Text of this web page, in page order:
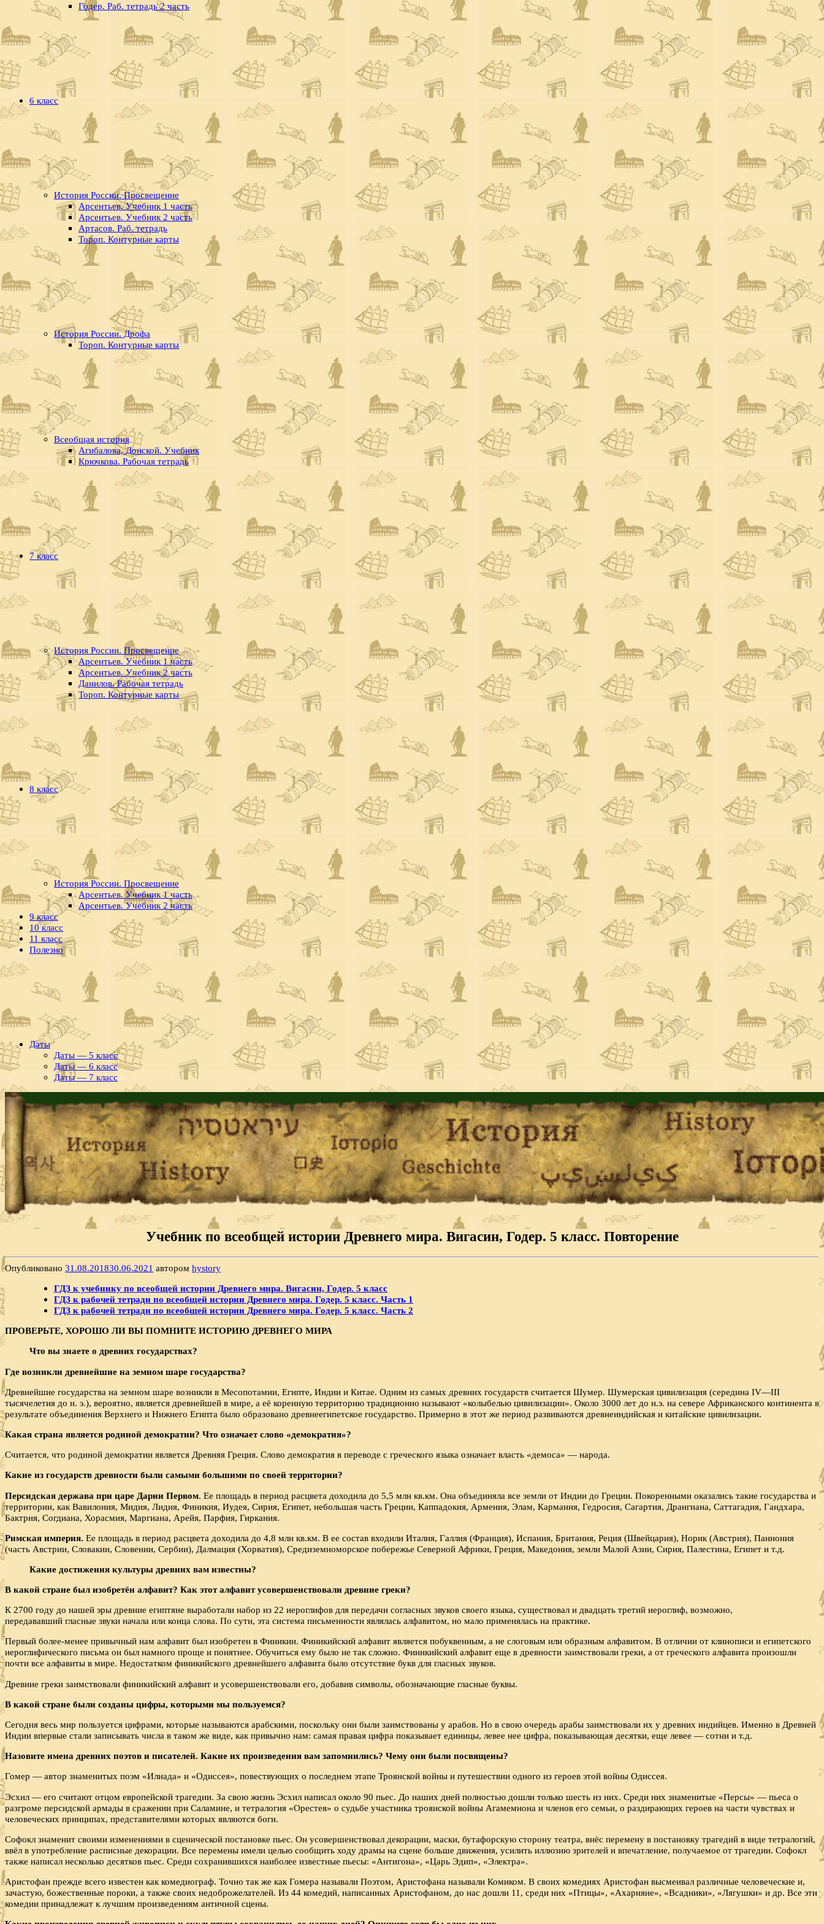
Годер. Раб. тетрадь 2 часть
6 класс
История России. Просвещение
Арсентьев. Учебник 1 часть
Арсентьев. Учебник 2 часть
Артасов. Раб. тетрадь
Тороп. Контурные карты
История России. Дрофа
Тороп. Контурные карты
Всеобщая история
Агибалова, Донской. Учебник
Крючкова. Рабочая тетрадь
7 класс
История России. Просвещение
Арсентьев. Учебник 1 часть
Арсентьев. Учебник 2 часть
Данилов. Рабочая тетрадь
Тороп. Контурные карты
8 класс
История России. Просвещение
Арсентьев. Учебник 1 часть
Арсентьев. Учебник 2 часть
9 класс
10 класс
11 класс
Полезно
Даты
Даты — 5 класс
Даты — 6 класс
Даты — 7 класс
Учебник по всеобщей истории Древнего мира. Вигасин, Годер. 5 класс. Повторение
Опубликовано 31.08.201830.06.2021 автором hystory
ГДЗ к учебнику по всеобщей истории Древнего мира. Вигасин, Годер. 5 класс
ГДЗ к рабочей тетради по всеобщей истории Древнего мира. Годер. 5 класс. Часть 1
ГДЗ к рабочей тетради по всеобщей истории Древнего мира. Годер. 5 класс. Часть 2
ПРОВЕРЬТЕ, ХОРОШО ЛИ ВЫ ПОМНИТЕ ИСТОРИЮ ДРЕВНЕГО МИРА
Что вы знаете о древних государствах?
Где возникли древнейшие на земном шаре государства?
Древнейшие государства на земном шаре возникли в Месопотамии, Египте, Индии и Китае. Одним из самых древних государств считается Шумер. Шумерская цивилизация (середина IV—III
тысячелетия до н. э.), вероятно, является древнейшей в мире, а её коренную территорию традиционно называют «колыбелью цивилизации». Около 3000 лет до н.э. на севере Африканского континента в
результате объединения Верхнего и Нижнего Египта было образовано древнеегипетское государство. Примерно в этот же период развиваются древнеиндийская и китайские цивилизации.
Какая страна является родиной демократии? Что озна­чает слово «демократия»?
Считается, что родиной демократии является Древняя Греция. Слово демократия в переводе с греческого языка означает власть «демоса» — народа.
Какие из государств древности были самыми большими по своей территории?
Персидская держава при царе Дарии Первом. Ее площадь в период расцвета доходила до 5,5 млн кв.км. Она объединяла все земли от Индии до Греции. Покоренными оказались такие государства и
территории, как Вавилония, Мидия, Лидия, Финикия, Иудея, Сирия, Египет, небольшая часть Греции, Каппадокия, Армения, Элам, Кармания, Гедросия, Сагартия, Дрангиана, Саттагадия, Гандхара,
Бактрия, Согдиана, Хорасмия, Маргиана, Арейя, Парфия, Гиркания.
Римская империя. Ее площадь в период расцвета доходила до 4,8 млн кв.км. В ее состав входили Италия, Галлия (Франция), Испания, Британия, Реция (Швейцария), Норик (Австрия), Паннония
(часть Австрии, Словакии, Словении, Сербии), Далмация (Хорватия), Средиземноморское побережье Северной Африки, Греция, Македония, земли Малой Азии, Сирия, Палестина, Египет и т.д.
Какие достижения культуры древних вам известны?
В какой стране был изобретён алфавит? Как этот алфа­вит усовершенствовали древние греки?
К 2700 году до нашей эры древние египтяне выработали набор из 22 иероглифов для передачи согласных звуков своего языка, существовал и двадцать третий иероглиф, возможно,
передававший гласные звуки начала или конца слова. По сути, эта система письменности являлась алфавитом, но мало применялась на практике.
Первый более-менее привычный нам алфавит был изобретен в Финикии. Финикийский алфавит является побуквенным, а не слоговым или образным алфавитом. В отличии от клинописи и египетского
иероглифического письма он был намного проще и понятнее. Обучиться ему было не так сложно. Финикийский алфавит еще в древности заимствовали греки, а от греческого алфавита произошли
почти все алфавиты в мире. Недостатком финикийского древнейшего алфавита было отсутствие букв для гласных звуков.
Древние греки заимствовали финикийский алфавит и усовершенствовали его, добавив символы, обозначающие гласные буквы.
В какой стране были созданы цифры, которыми мы пользуемся?
Сегодня весь мир пользуется цифрами, которые называются арабскими, поскольку они были заимствованы у арабов. Но в свою очередь арабы заимствовали их у древних индийцев. Именно в Древней
Индии впервые стали записывать числа в таком же виде, как привычно нам: самая правая цифра показывает единицы, левее нее цифра, показывающая десятки, еще левее — сотни и т.д.
Назовите имена древних поэтов и писателей. Какие их произведения вам запомнились? Чему они были посвяще­ны?
Гомер — автор знаменитых поэм «Илиада» и «Одиссея», повествующих о последнем этапе Троянской войны и путешествии одного из героев этой войны Одиссея.
Эсхил — его считают отцом европейской трагедии. За свою жизнь Эсхил написал около 90 пьес. До наших дней полностью дошли только шесть из них. Среди них знаменитые «Персы» — пьеса о
разгроме персидской армады в сражении при Саламине, и тетралогия «Орестея» о судьбе участника троянской войны Агамемнона и членов его семьи, о раздирающих героев на части чувствах и
человеческих принципах, представителями которых являются боги.
Софокл знаменит своими изменениями в сценической постановке пьес. Он усовершенствовал декорации, маски, бутафорскую сторону театра, внёс перемену в постановку трагедий в виде тетралогий,
ввёл в употребление расписные декорации. Все перемены имели целью сообщить ходу драмы на сцене больше движения, усилить иллюзию зрителей и впечатление, получаемое от трагедии. Софокл
также написал несколько десятков пьес. Среди сохранившихся наиболее известные пьесы: «Антигона», «Царь Эдип», «Электра».
Аристофан прежде всего известен как комедиограф. Точно так же как Гомера называли Поэтом, Аристофана называли Комиком. В своих комедиях Аристофан высмеивал различные человеческие и,
зачастую, божественные пороки, а также своих недоброжелателей. Из 44 комедий, написанных Аристофаном, до нас дошли 11, среди них «Птицы», «Ахарняне», «Всадники», «Лягушки» и др. Все эти
комедии принадлежат к лучшим произведениям античной сцены.